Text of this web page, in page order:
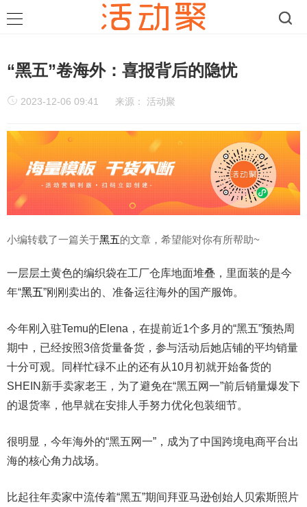
“黑五”卷海外：喜报背后的隐忧
2023-12-06 09:41 来源： 活动聚
小编转载了一篇关于黑五的文章，希望能对你有所帮助~
一层层土黄色的编织袋在工厂仓库地面堆叠，里面装的是今
年“黑五”刚刚卖出的、准备运往海外的国产服饰。
今年刚入驻Temu的Elena，在提前近1个多月的“黑五”预热周
期中，已经按照3倍货量备货，参与活动后她店铺的平均销量
十分可观。同样忙碌不止的还有从10月初就开始备货的
SHEIN新手卖家老王，为了避免在“黑五网一”前后销量爆发下
的退货率，他早就在安排人手努力优化包装细节。
很明显，今年海外的“黑五网一”，成为了中国跨境电商平台出
海的核心角力战场。
比起往年卖家中流传着“黑五”期间拜亚马逊创始人贝索斯照片